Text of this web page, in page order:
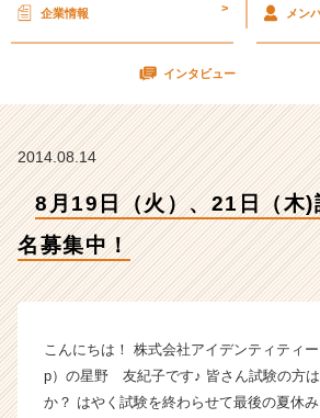
あ
と
【株
ア
デ
ン
テ
企業情報 > メン
インタビュー
2014.08.14
8月19日（火）、21日（
名募集中！
こんにちは！ 株式会社アイデンティティ
p）の星野 友紀子です♪ 皆さん試験の方は
か？ はやく試験を終わらせて最後の夏休